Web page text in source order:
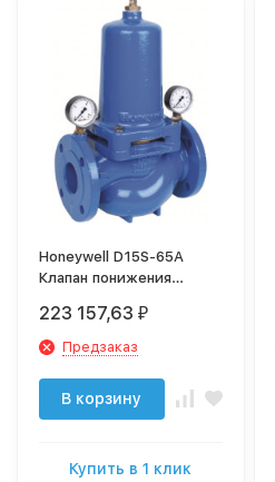
Honeywell D15S-65A
Клапан понижения
диапазон регулировки
1.5-8 атм., на входе до
16 атм., DN65
223 157,63 ₽
Предзаказ
В корзину
Купить в 1 клик